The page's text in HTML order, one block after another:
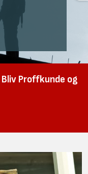
Proffkunde og